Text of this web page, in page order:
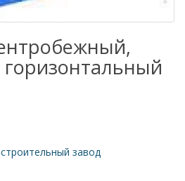
завод